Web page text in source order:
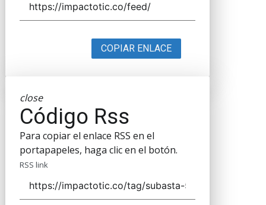
COPIAR ENLACE
close
Código Rss
Para copiar el enlace RSS en el
portapapeles, haga clic en el botón.
RSS link